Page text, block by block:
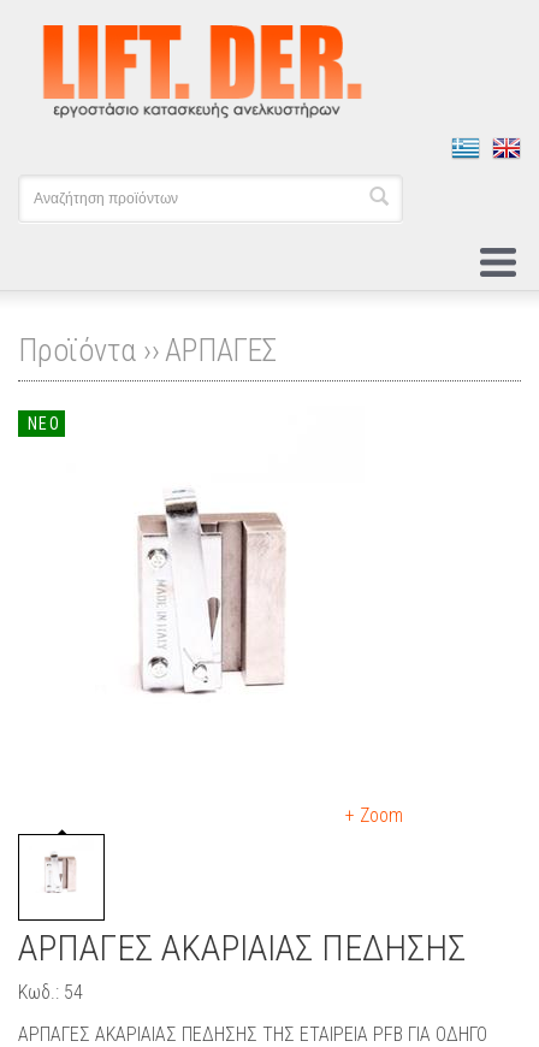
Προϊόντα ›› ΑΡΠΑΓΕΣ
ΝΕΟ
+ Zoom
ΑΡΠΑΓΕΣ ΑΚΑΡΙΑΙΑΣ ΠΕΔΗΣΗΣ
Κωδ.: 54
ΑΡΠΑΓΕΣ ΑΚΑΡΙΑΙΑΣ ΠΕΔΗΣΗΣ ΤΗΣ ΕΤΑΙΡΕΙΑ PFB ΓΙΑ ΟΔΗΓΟ